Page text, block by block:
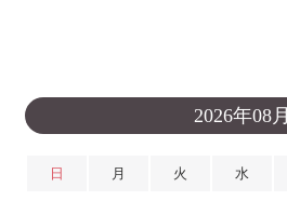
2026年08月
日 月 火 水